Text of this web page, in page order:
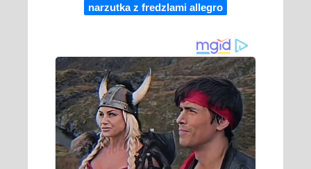
narzutka z fredzlami allegro